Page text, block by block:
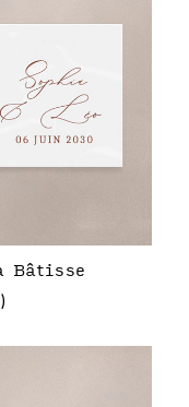
Bâtisse